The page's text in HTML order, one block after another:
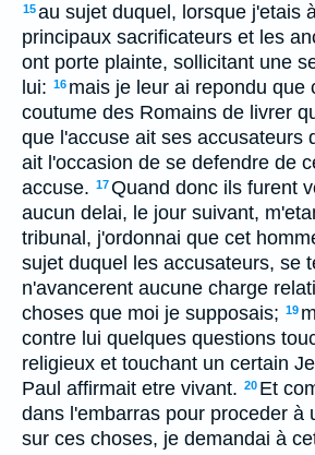
15au sujet duquel, lorsque j'etais
principaux sacrificateurs et les
ont porte plainte, sollicitant une
lui: 16 mais je leur ai repondu que
coutume des Romains de livrer
que l'accuse ait ses accusateurs
ait l'occasion de se defendre de
accuse. 17Quand donc ils furent
aucun delai, le jour suivant,
tribunal, j'ordonnai que cet
sujet duquel les accusateurs, se
n'avancerent aucune charge
choses que moi je supposais; 19
contre lui quelques questions
religieux et touchant un certain
Paul affirmait etre vivant. 20 Et
dans l'embarras pour proceder à
sur ces choses, je demandai à